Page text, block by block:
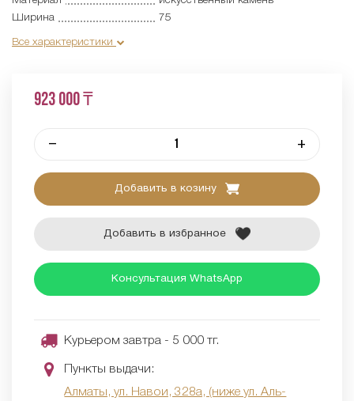
Ширина
75
Все характеристики
923 000 ₸
– +
Добавить в козину
Добавить в избранное
Консультация WhatsApp
Курьером завтра - 5 000 тг.
Пункты выдачи:
Алматы, ул. Навои, 328а, (ниже ул. Аль-